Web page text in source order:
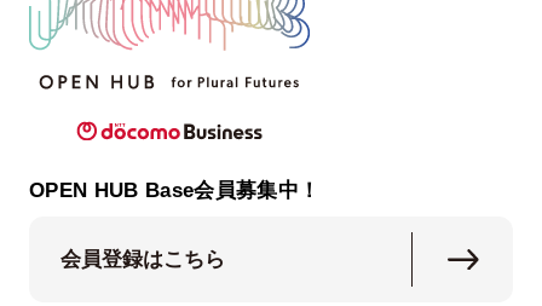
OPEN HUB Base会員募集中！
会員登録はこちら